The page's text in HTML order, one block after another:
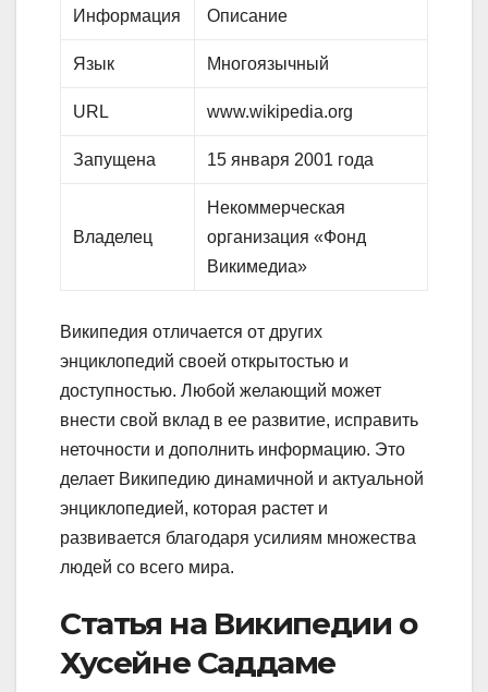
Информация Описание
Язык Многоязычный
URL www.wikipedia.org
Запущена 15 января 2001 года
Владелец
Некоммерческая
организация «Фонд
Викимедиа»
Википедия отличается от других
энциклопедий своей открытостью и
доступностью. Любой желающий может
внести свой вклад в ее развитие, исправить
неточности и дополнить информацию. Это
делает Википедию динамичной и актуальной
энциклопедией, которая растет и
развивается благодаря усилиям множества
людей со всего мира.
Статья на Википедии о
Хусейне Саддаме